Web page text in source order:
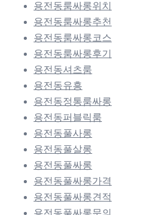
용전동룸싸롱위치
용전동룸싸롱추천
용전동룸싸롱코스
용전동룸싸롱후기
용전동셔츠룸
용전동유흥
용전동정통룸싸롱
용전동퍼블릭룸
용전동풀사롱
용전동풀살롱
용전동풀싸롱
용전동풀싸롱가격
용전동풀싸롱견적